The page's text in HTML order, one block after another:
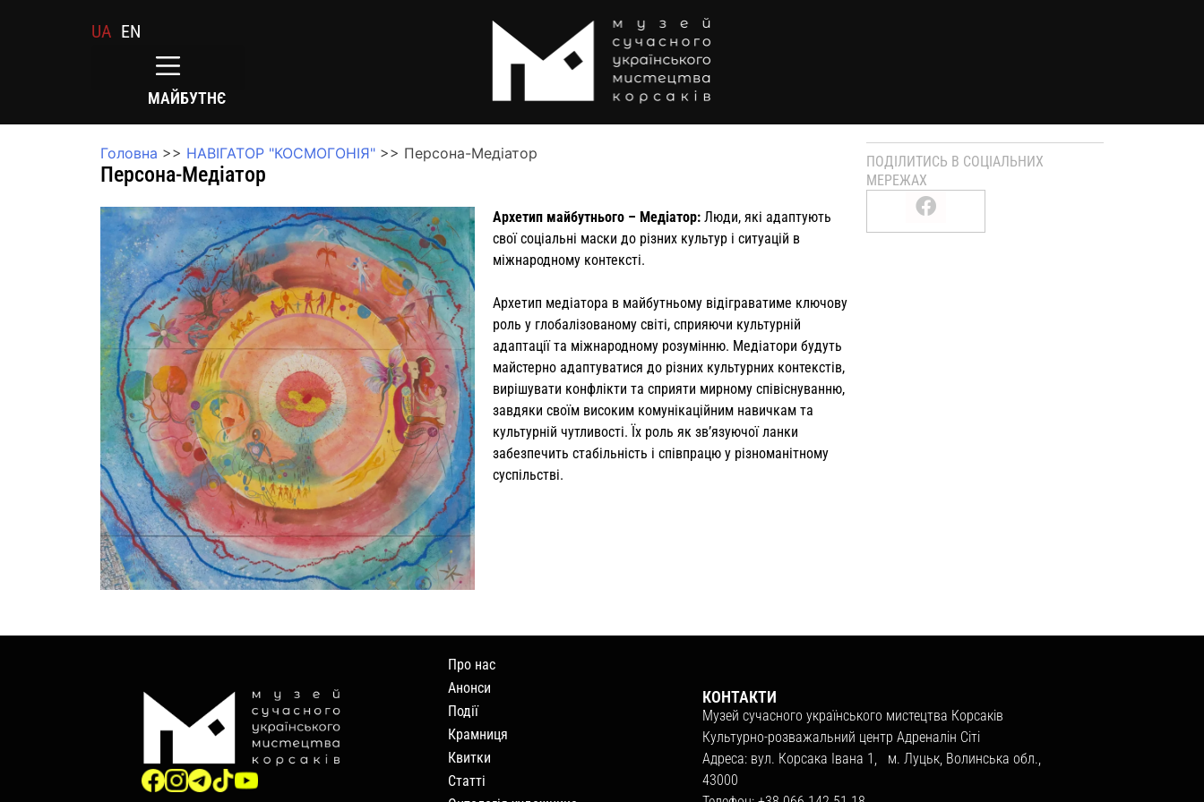
UA EN
МАЙБУТНЄ
Головна >> НАВІГАТОР "КОСМОГОНІЯ" >> Персона-Медіатор
Персона-Медіатор
Архетип майбутнього – Медіатор:Люди, які адаптують
свої соціальні маски до різних культур і ситуацій в
міжнародному контексті.
Архетип медіатора в майбутньому відіграватиме ключову
роль у глобалізованому світі, сприяючи культурній
адаптації та міжнародному розумінню. Медіатори будуть
майстерно адаптуватися до різних культурних контекстів,
вирішувати конфлікти та сприяти мирному співіснуванню,
завдяки своїм високим комунікаційним навичкам та
культурній чутливості. Їх роль як зв’язуючої ланки
забезпечить стабільність і співпрацю у різноманітному
суспільстві.
ПОДІЛИТИСЬ В СОЦІАЛЬНИХ
МЕРЕЖАХ
Про нас
Анонси
Події
Крамниця
Квитки
Статті
КОНТАКТИ
Музей сучасного українського мистецтва Корсаків
Культурно-розважальний центр Адреналін Сіті
Адреса: вул. Корсака Івана 1, м. Луцьк, Волинська обл.,
43000